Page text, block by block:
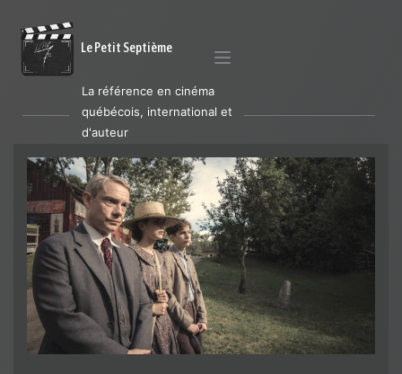
Le Petit Septième
La référence en cinéma
québécois, international et
d'auteur